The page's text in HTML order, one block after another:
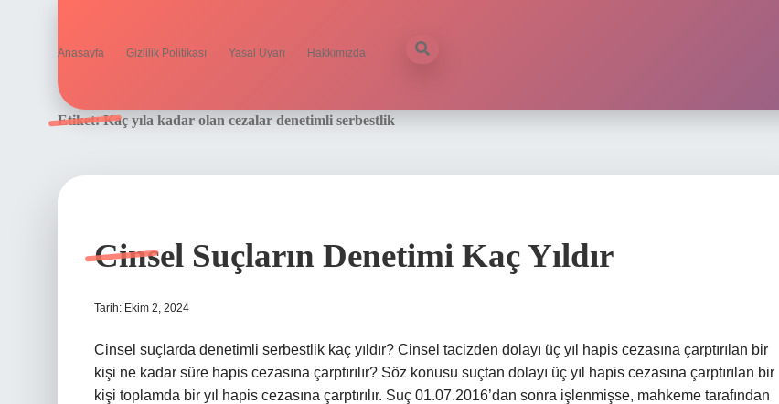
Anasayfa Gizlilik Politikası Yasal Uyarı Hakkımızda
Etiket:Kaç yıla kadar olan cezalar denetimli serbestlik
Cinsel Suçların Denetimi Kaç Yıldır
Tarih: Ekim 2, 2024
Cinsel suçlarda denetimli serbestlik kaç yıldır? Cinsel tacizden dolayı üç yıl hapis cezasına çarptırılan bir
kişi ne kadar süre hapis cezasına çarptırılır? Söz konusu suçtan dolayı üç yıl hapis cezasına çarptırılan bir
kişi toplamda bir yıl hapis cezasına çarptırılır. Suç 01.07.2016’dan sonra işlenmişse, mahkeme tarafından